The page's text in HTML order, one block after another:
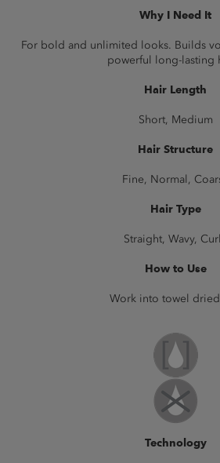
Why I Need It
For bold and unlimited looks. Builds
powerful long-lasting
Hair Length
Short, Medium
Hair Structure
Fine, Normal,
Hair Type
Straight, Wavy,
How to Use
Work into towel
Technology